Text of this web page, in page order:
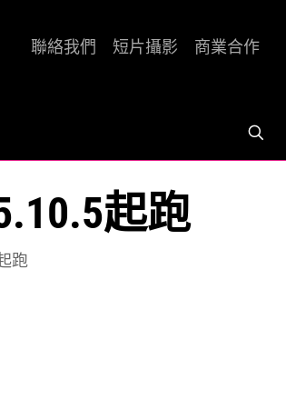
聯絡我們 短片攝影 商業合作
起跑
跑